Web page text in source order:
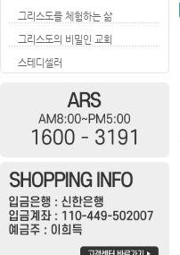
그리스도를 체험하는 삶
그리스도의 비밀인 교회
스테디셀러